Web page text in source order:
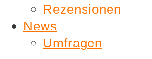
Rezensionen
News
Umfragen